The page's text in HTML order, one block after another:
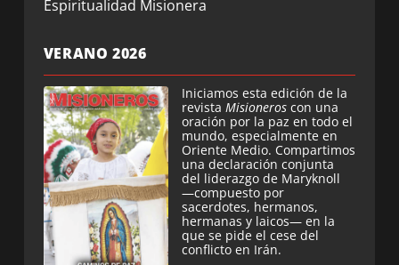
Espiritualidad Misionera
VERANO 2026
Iniciamos esta edición de la
revista Misioneros con una
oración por la paz en todo el
mundo, especialmente en
Oriente Medio. Compartimos
una declaración conjunta
del liderazgo de Maryknoll
—compuesto por
sacerdotes, hermanos,
hermanas y laicos— en la
que se pide el cese del
conflicto en Irán.